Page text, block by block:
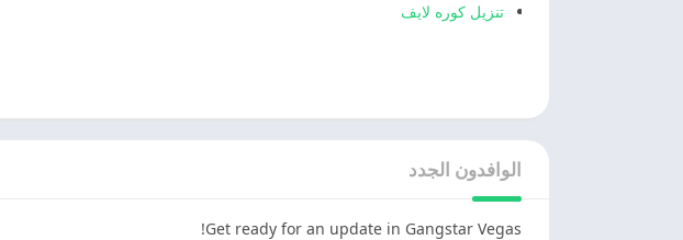
تنزيل كوره لايف
الوافدون الجدد
Get ready for an update in Gangstar Vegas!